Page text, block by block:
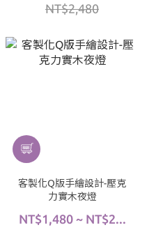
NT$2,480
客製化Q版手繪設計-壓克
力實木夜燈
NT$1,480 ~ NT$2...